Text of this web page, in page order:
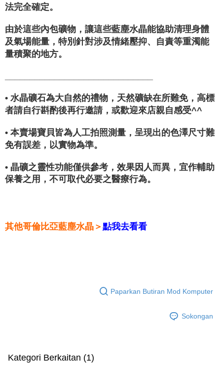
法完全確定。
由於這些內包礦物，讓這些藍塵水晶能協助清理身體
及氣場能量，特別針對涉及情緒壓抑、自責等重濁能
量積聚的地方。
• 水晶礦石為大自然的禮物，天然礦缺在所難免，高標
者請自行斟酌後再行邀請，或歡迎來店親自感受^^
• 本賣場寶貝皆為人工拍照測量，呈現出的色澤尺寸難
免有誤差，以實物為準。
• 晶礦之靈性功能僅供參考，效果因人而異，宜作輔助
保養之用，不可取代必要之醫療行為。
其他哥倫比亞藍塵水晶＞點我去看看
Paparkan Butiran Mod Komputer
Sokongan
Kategori Berkaitan (1)